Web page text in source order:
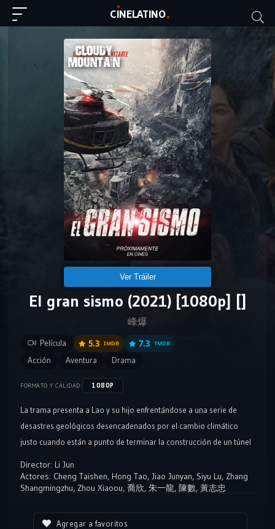
CINELATINO
Ver Tráiler
El gran sismo (2021) [1080p] []
峰爆
Película 5.3 IMDB 7.3 TMDB
Acción Aventura Drama
FORMATO Y CALIDAD: 1080P
La trama presenta a Lao y su hijo enfrentándose a una serie de
desastres geológicos desencadenados por el cambio climático
justo cuando están a punto de terminar la construcción de un túnel
tierra y aludes que amenazan no solo su propia supervivencia, sino
también la vida de 160,000 personas en la región.
Director: Li Jun
Actores: Cheng Taishen, Hong Tao, Jiao Junyan, Siyu Lu, Zhang
Shangmingzhu, Zhou Xiaoou, 喬欣, 朱一龍, 陳數, 黃志忠
Agregar a favoritos